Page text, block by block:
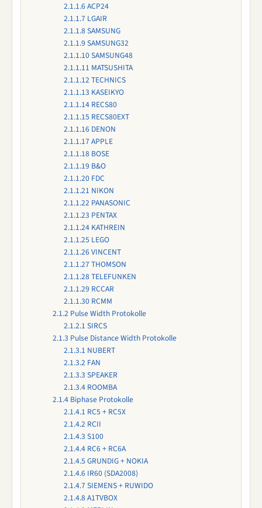
2.1.1.6ACP24
2.1.1.7 LGAIR
2.1.1.8 SAMSUNG
2.1.1.9 SAMSUNG32
2.1.1.10 SAMSUNG48
2.1.1.11 MATSUSHITA
2.1.1.12 TECHNICS
2.1.1.13 KASEIKYO
2.1.1.14 RECS80
2.1.1.15 RECS80EXT
2.1.1.16 DENON
2.1.1.17 APPLE
2.1.1.18 BOSE
2.1.1.19 B&O
2.1.1.20 FDC
2.1.1.21 NIKON
2.1.1.22 PANASONIC
2.1.1.23 PENTAX
2.1.1.24 KATHREIN
2.1.1.25 LEGO
2.1.1.26VINCENT
2.1.1.27 THOMSON
2.1.1.28 TELEFUNKEN
2.1.1.29 RCCAR
2.1.1.30 RCMM
2.1.2 Pulse Width Protokolle
2.1.2.1 SIRCS
2.1.3 Pulse Distance Width Protokolle
2.1.3.1 NUBERT
2.1.3.2 FAN
2.1.3.3 SPEAKER
2.1.3.4 ROOMBA
2.1.4 Biphase Protokolle
2.1.4.1 RC5 + RC5X
2.1.4.2 RCII
2.1.4.3 S100
2.1.4.4 RC6 + RC6A
2.1.4.5 GRUNDIG + NOKIA
2.1.4.6 IR60 (SDA2008)
2.1.4.7 SIEMENS + RUWIDO
2.1.4.8 A1TVBOX